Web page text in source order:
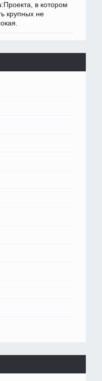
в котором
крупных не